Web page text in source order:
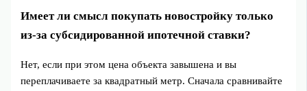
Имеет ли смысл покупать новостройку только
из-за субсидированной ипотечной ставки?
Нет, если при этом цена объекта завышена и вы
переплачиваете за квадратный метр. Сначала сравнивайте